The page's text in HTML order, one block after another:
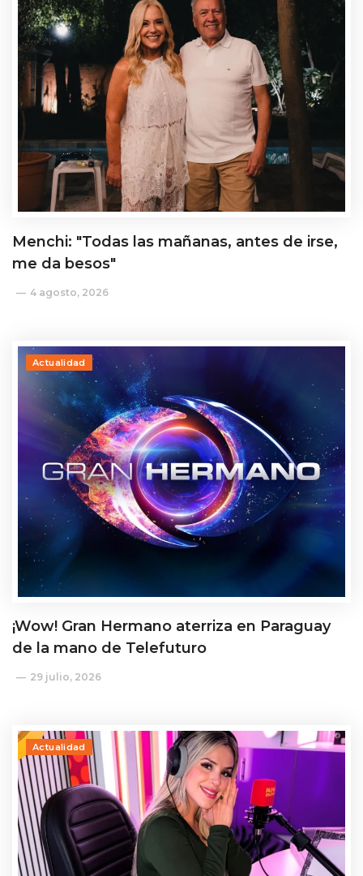
Menchi: "Todas las mañanas, antes de irse,
me da besos"
4 agosto, 2026
Actualidad
¡Wow! Gran Hermano aterriza en Paraguay
de la mano de Telefuturo
29 julio, 2026
Actualidad